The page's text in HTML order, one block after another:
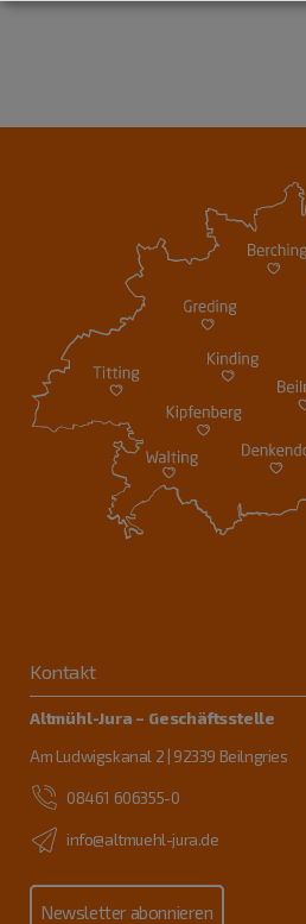
Kontakt
Altmühl-Jura – Geschäftsstelle
Am Ludwigskanal 2 | 92339 Beilngries
08461 606355-0
info@altmuehl-jura.de
Newsletter abonnieren